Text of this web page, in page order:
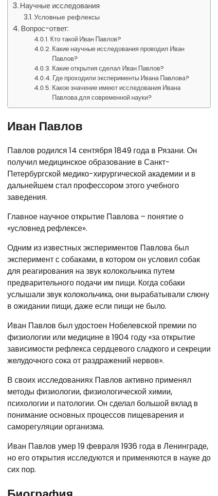
Научные исследования
Условные рефлексы
Вопрос-ответ:
Кто такой Иван Павлов?
Какие научные исследования проводил Иван
Павлов?
Какие открытия сделал Иван Павлов?
Где проходили эксперименты Ивана Павлова?
Какое значение имеют исследования Ивана
Павлова для современной науки?
Иван Павлов
Павлов родился 14 сентября 1849 года в Рязани. Он
получил медицинское образование в Санкт-
Петербургской медико-хирургической академии и в
дальнейшем стал профессором этого учебного
заведения.
Главное научное открытие Павлова – понятие о
«условнед рефлексе».
Одним из известных экспериментов Павлова был
эксперимент с собаками, в котором он условил собак
для реагирования на звук колокольчика путем
предварительного подачи им пищи. Когда собаки
услышали звук колокольчика, они вырабатывали слюну
в ожидании пищи, даже если пищи не было.
Иван Павлов был удостоен Нобелевской премии по
физиологии или медицине в 1904 году «за открытие
зависимости рефлекса сердцевого сладкого и секреции
желудочного сока от раздражений нервов».
В своих исследованиях Павлов активно применял
методы физиологии, физиологической химии,
психологии и патологии. Он сделал большой вклад в
понимание основных процессов пищеварения и
саморегуляции организма.
Иван Павлов умер 19 февраля 1936 года в Ленинграде,
но его открытия исследуются и применяются в науке до
сих пор.